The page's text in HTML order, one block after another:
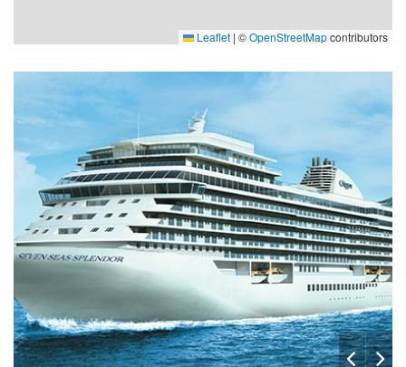
Leaflet | ©OpenStreetMapcontributors
Club